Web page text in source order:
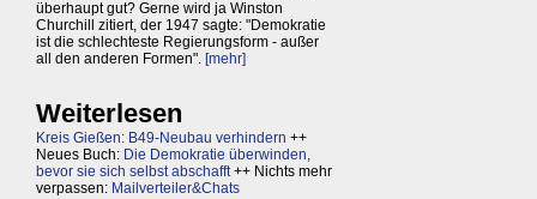
überhaupt gut? Gerne wird ja Winston
Churchill zitiert, der 1947 sagte: "Demokratie
ist die schlechteste Regierungsform - außer
all den anderen Formen". [mehr]
Weiterlesen
Kreis Gießen: B49-Neubau verhindern ++
Neues Buch: Die Demokratie überwinden,
bevor sie sich selbst abschafft++ Nichts mehr
verpassen: Mailverteiler&Chats